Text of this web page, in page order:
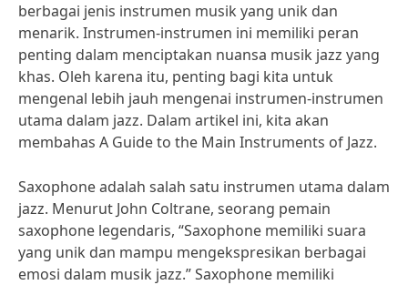
berbagai jenis instrumen musik yang unik dan
menarik. Instrumen-instrumen ini memiliki peran
penting dalam menciptakan nuansa musik jazz yang
khas. Oleh karena itu, penting bagi kita untuk
mengenal lebih jauh mengenai instrumen-instrumen
utama dalam jazz. Dalam artikel ini, kita akan
membahas A Guide to the Main Instruments of Jazz.
Saxophone adalah salah satu instrumen utama dalam
jazz. Menurut John Coltrane, seorang pemain
saxophone legendaris, “Saxophone memiliki suara
yang unik dan mampu mengekspresikan berbagai
emosi dalam musik jazz.” Saxophone memiliki